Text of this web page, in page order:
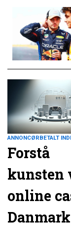
ANNONCØRBETALT
Forstå
kunsten
online